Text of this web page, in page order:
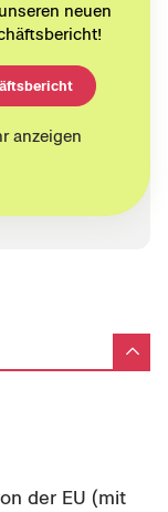
2026
zum
Wachs­
der EU (mit
neuen
anzeigen